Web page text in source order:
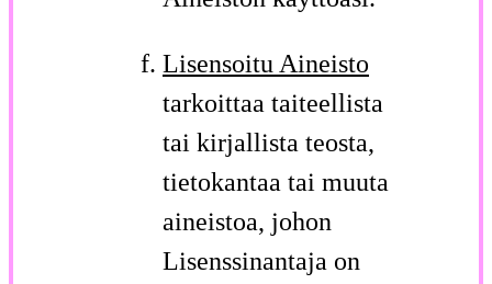
Lisensoitu Aineisto
tarkoittaa taiteellista
tai kirjallista teosta,
tietokantaa tai muuta
aineistoa, johon
Lisenssinantaja on